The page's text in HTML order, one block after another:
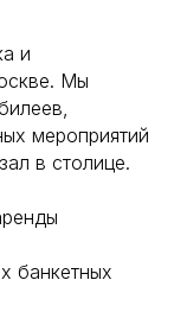
и
Мы
мероприятий
в столице.
банкетных